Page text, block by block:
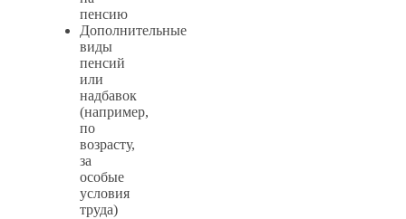
пенсию
Дополнительные
виды
пенсий
или
надбавок
(например,
по
возрасту,
за
особые
условия
труда)